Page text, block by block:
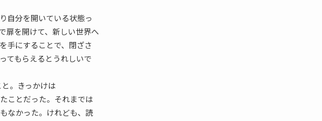
自分を開いている状態っ
扉を開けて、新しい世界へ
手にすることで、閉ざさ
てもらえるとうれしいで
。きっかけは
ことだった。それまでは
なかった。けれども、読